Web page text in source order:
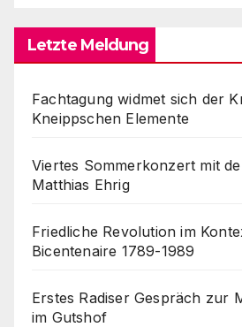
Letzte Meldung
Fachtagung widmet sich der
Kneippschen Elemente
Viertes Sommerkonzert mit
Matthias Ehrig
Friedliche Revolution im
Bicentenaire 1789-1989
Erstes Radiser Gespräch zur
im Gutshof